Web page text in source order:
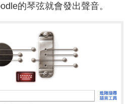
的琴弦就會發出聲音。